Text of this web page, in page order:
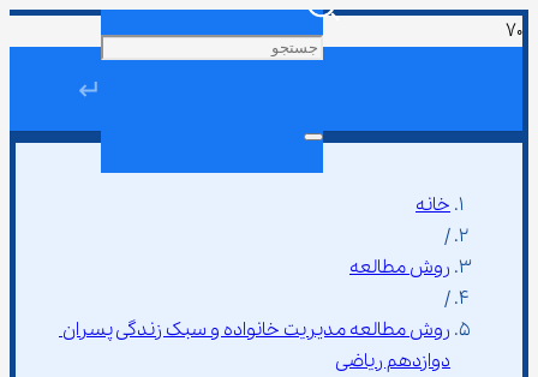
↵
خانه
/
روش مطالعه
/
روش مطالعه مدیریت خانواده و سبک زندگی پسران
دوازدهم ریاضی